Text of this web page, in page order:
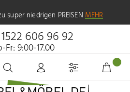
super niedrigen PREISEN MEHR
606 96 92
Fr: 9:00-17.00